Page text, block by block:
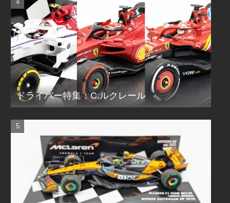
ドライバー特集：C.ルクレール